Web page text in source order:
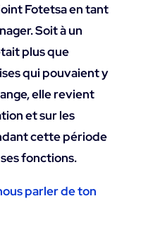
Fotetsa en tant
Soit à un
plus que
qui pouvaient y
elle revient
et sur les
cette période
fonctions.
parler de ton